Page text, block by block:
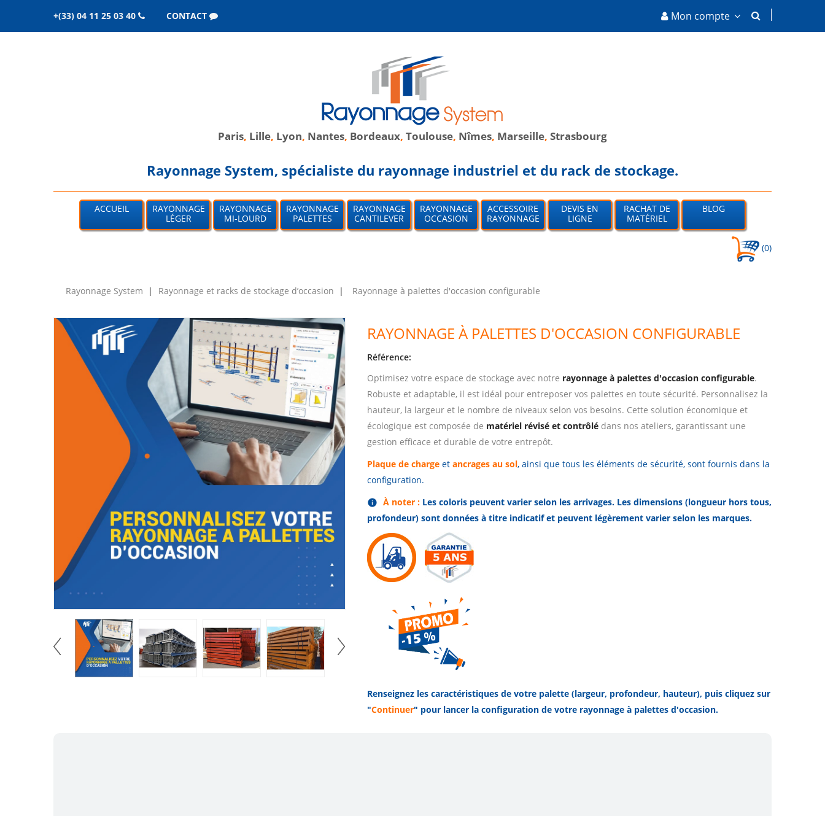
+(33) 04 11 25 03 40 CONTACT Mon compte
Paris, Lille, Lyon, Nantes, Bordeaux, Toulouse, Nîmes, Marseille, Strasbourg
Rayonnage System, spécialiste du rayonnage industriel et du rack de stockage.
ACCUEIL
RAYONNAGE
LÉGER
RAYONNAGE
MI-LOURD
RAYONNAGE
PALETTES
RAYONNAGE
CANTILEVER
RAYONNAGE
OCCASION
ACCESSOIRE
RAYONNAGE
DEVIS EN
LIGNE
RACHAT DE
MATÉRIEL
BLOG
(0)
Rayonnage System Rayonnage et racks de stockage d’occasion Rayonnage à palettes d'occasion configurable
RAYONNAGE À PALETTES D'OCCASION CONFIGURABLE
Référence:
Optimisez votre espace de stockage avec notre rayonnage à palettes d'occasion configurable.
Robuste et adaptable, il est idéal pour entreposer vos palettes en toute sécurité. Personnalisez la
hauteur, la largeur et le nombre de niveaux selon vos besoins. Cette solution économique et
écologique est composée de matériel révisé et contrôlédans nos ateliers, garantissant une
gestion efficace et durable de votre entrepôt.
Plaque de chargeet ancrages au sol, ainsi que tous les éléments de sécurité, sont fournis dans la
configuration.
info À noter :Les coloris peuvent varier selon les arrivages. Les dimensions (longueur hors tous,
profondeur) sont données à titre indicatif et peuvent légèrement varier selon les marques.
Renseignez les caractéristiques de votre palette (largeur, profondeur, hauteur), puis cliquez sur
"Continuer" pour lancer la configuration de votre rayonnage à palettes d'occasion.